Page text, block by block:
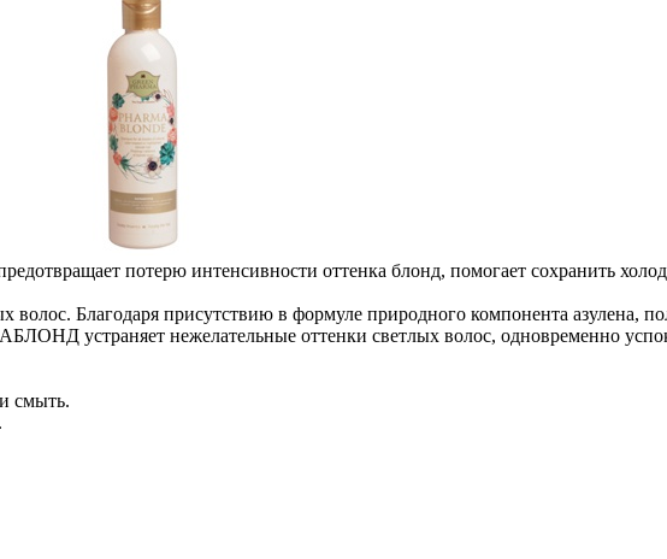
потерю интенсивности оттенка блонд, помогает сохранить
Благодаря присутствию в формуле природного компонента азулена,
устраняет нежелательные оттенки светлых волос, одновременно
смыть.